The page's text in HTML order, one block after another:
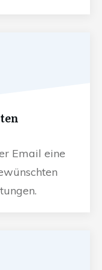
Email eine